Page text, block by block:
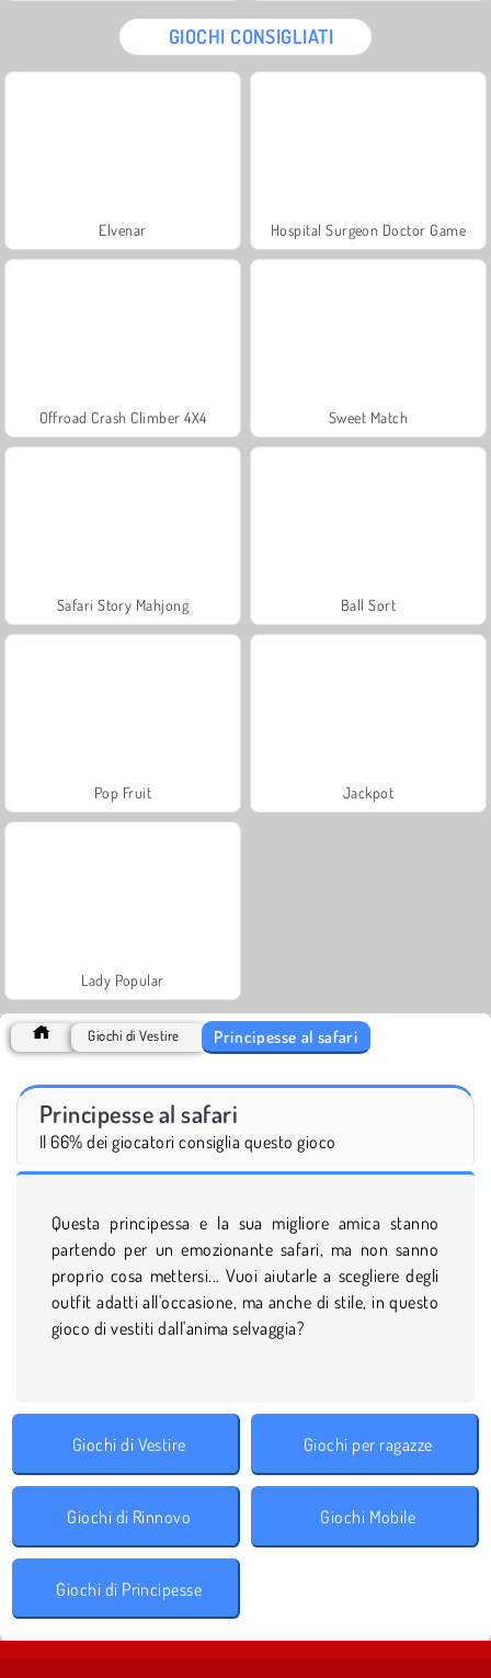
GIOCHI CONSIGLIATI
Elvenar Hospital Surgeon Doctor Game
Offroad Crash Climber 4X4 Sweet Match
Safari Story Mahjong Ball Sort
Pop Fruit Jackpot
Lady Popular
Giochi di Vestire Principesse al safari
Principesse al safari
Il 66% dei giocatori consiglia questo gioco
Questa principessa e la sua migliore amica stanno
partendo per un emozionante safari, ma non sanno
proprio cosa mettersi... Vuoi aiutarle a scegliere degli
outfit adatti all'occasione, ma anche di stile, in questo
gioco di vestiti dall'anima selvaggia?
Giochi di Vestire Giochi per ragazze
Giochi di Rinnovo Giochi Mobile
Giochi di Principesse